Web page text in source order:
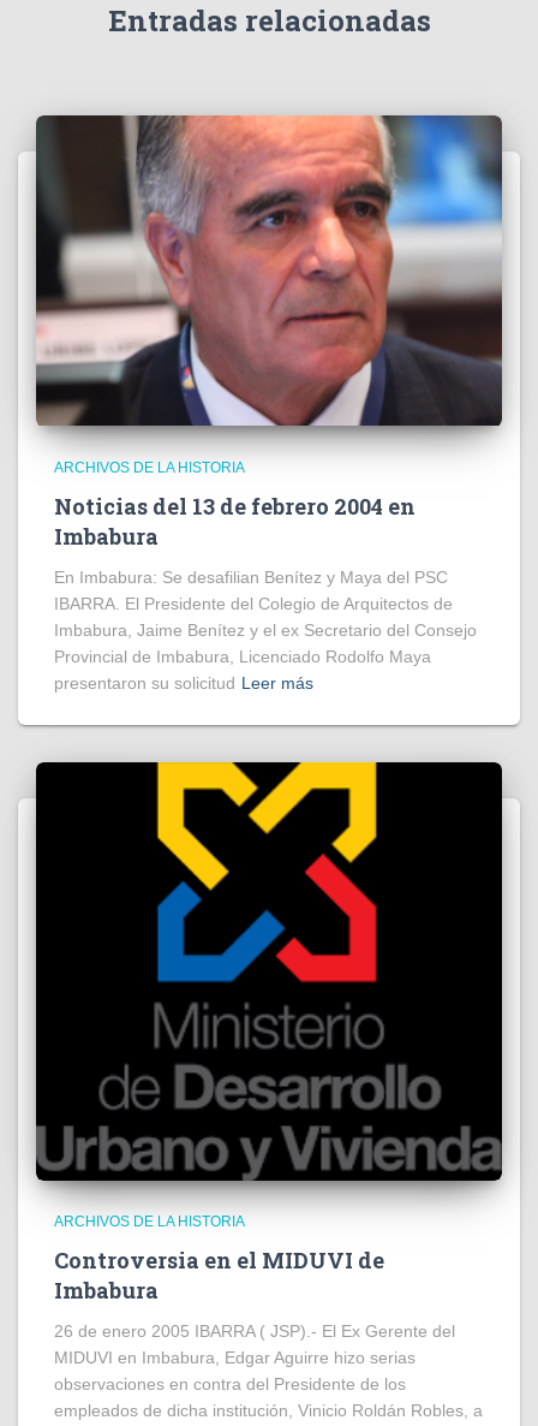
Entradas relacionadas
ARCHIVOS DE LA HISTORIA
Noticias del 13 de febrero 2004 en
Imbabura
En Imbabura: Se desafilian Benítez y Maya del PSC
IBARRA. El Presidente del Colegio de Arquitectos de
Imbabura, Jaime Benítez y el ex Secretario del Consejo
Provincial de Imbabura, Licenciado Rodolfo Maya
presentaron su solicitud Leer más
ARCHIVOS DE LA HISTORIA
Controversia en el MIDUVI de
Imbabura
26 de enero 2005 IBARRA ( JSP).- El Ex Gerente del
MIDUVI en Imbabura, Edgar Aguirre hizo serias
observaciones en contra del Presidente de los
empleados de dicha institución, Vinicio Roldán Robles, a